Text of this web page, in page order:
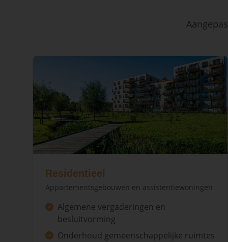
Residentieel
Appartementsgebouwen en assistentiewoningen
Algemene vergaderingen en
besluitvorming
Onderhoud gemeenschappelijke ruimtes